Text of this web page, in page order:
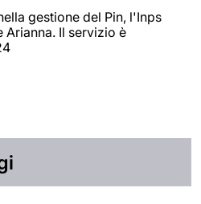
gestione del Pin, l'Inps
Arianna. Il servizio è